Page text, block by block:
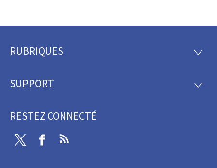
Pied
page
RUBRIQUES
SUPPORT
RESTEZ CONNECTÉ
Twitter Facebook